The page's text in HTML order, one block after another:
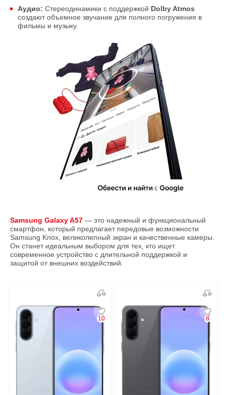
Аудио: Стереодинамики с поддержкой Dolby Atmos
создают объемное звучание для полного погружения в
фильмы и музыку.
Samsung Galaxy A57 — это надежный и функциональный
смартфон, который предлагает передовые возможности
Samsung Knox, великолепный экран и качественные камеры.
Он станет идеальным выбором для тех, кто ищет
современное устройство с длительной поддержкой и
защитой от внешних воздействий.
10 8